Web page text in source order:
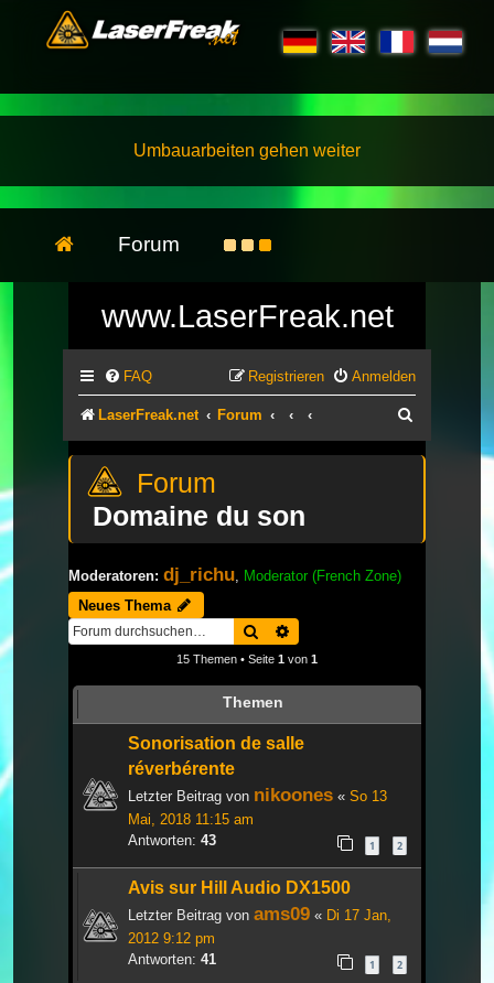
Umbauarbeiten gehen weiter
Forum
www.LaserFreak.net
FAQ Anmelden
Registrieren
LaserFreak.net Forum
Domaine du son
Moderatoren: dj_richu Moderator (French Zone)
Neues Thema
Suche
15 Themen • Seite 1 von 1
Themen
Sonorisation de salle
réverbérente
Letzter Beitrag von nikoones « So 13
Mai, 2018 11:15 am
Antworten: 43 1 2
Avis sur Hill Audio DX1500
Letzter Beitrag von ams09 « Di 17 Jan,
2012 9:12 pm
Antworten: 41 1 2